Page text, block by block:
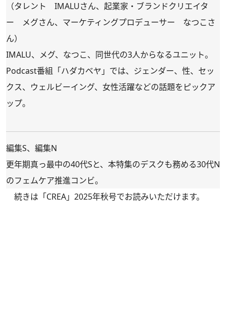
（タレント IMALUさん、起業家・ブランドクリエイタ
ー メグさん、マーケティングプロデューサー なつこさ
ん）
IMALU、メグ、なつこ、同世代の3人からなるユニット。
Podcast番組「ハダカベヤ」では、ジェンダー、性、セッ
クス、ウェルビーイング、女性活躍などの話題をピックア
ップ。
編集S、編集N
更年期真っ最中の40代Sと、本特集のデスクも務める30代N
のフェムケア推進コンビ。
続きは 「CREA」2025年秋号でお読みいただけます。